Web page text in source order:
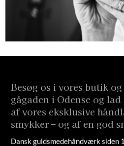
Besøg os i vores butik
gågaden i Odense og
af vores eksklusive
smykker – og af en god
Dansk guldsmedehåndværk siden